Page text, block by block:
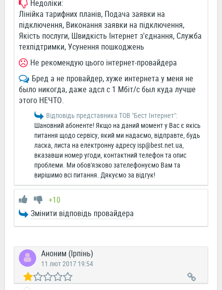
Недоліки:
Лінійка тарифних планів, Подача заявки на
підключення, Виконання заявки на підключення,
Якість послуги, Швидкість Інтернет з'єднання, Служба
техпідтримки, Усунення пошкоджень
Не рекомендую цього інтернет-провайдера
Бред а не провайдер, хуже интернета у меня не
было никогда, даже адсл с 1 Мбіт/с был куда лучше
этого НЕЧТО.
Відповідь представника ТОВ "Бест Інтернет":
Шановний абоненте! Якщо на даний момент у Вас є якісь
питання щодо сервісу, який ми надаємо, відправте, будь
ласка, листа на електронну адресу isp@best.net.ua,
вказавши номер угоди, контактний телефон та опис
проблеми. Ми обов'язково зателефонуємо Вам та
вирішимо всі питання. Дякуємо за відгук!
+10
Змінити відповідь провайдера
Аноним (Ірпінь)
11 лют 2017 19:54